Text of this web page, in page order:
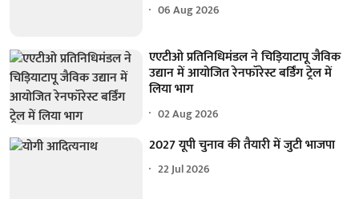
06 Aug 2026
एएटीओ प्रतिनिधिमंडल ने चिड़ियाटापू जैविक
उद्यान में आयोजित रेनफॉरेस्ट बर्डिंग ट्रेल में
लिया भाग
02 Aug 2026
2027 यूपी चुनाव की तैयारी में जुटी भाजपा
22 Jul 2026